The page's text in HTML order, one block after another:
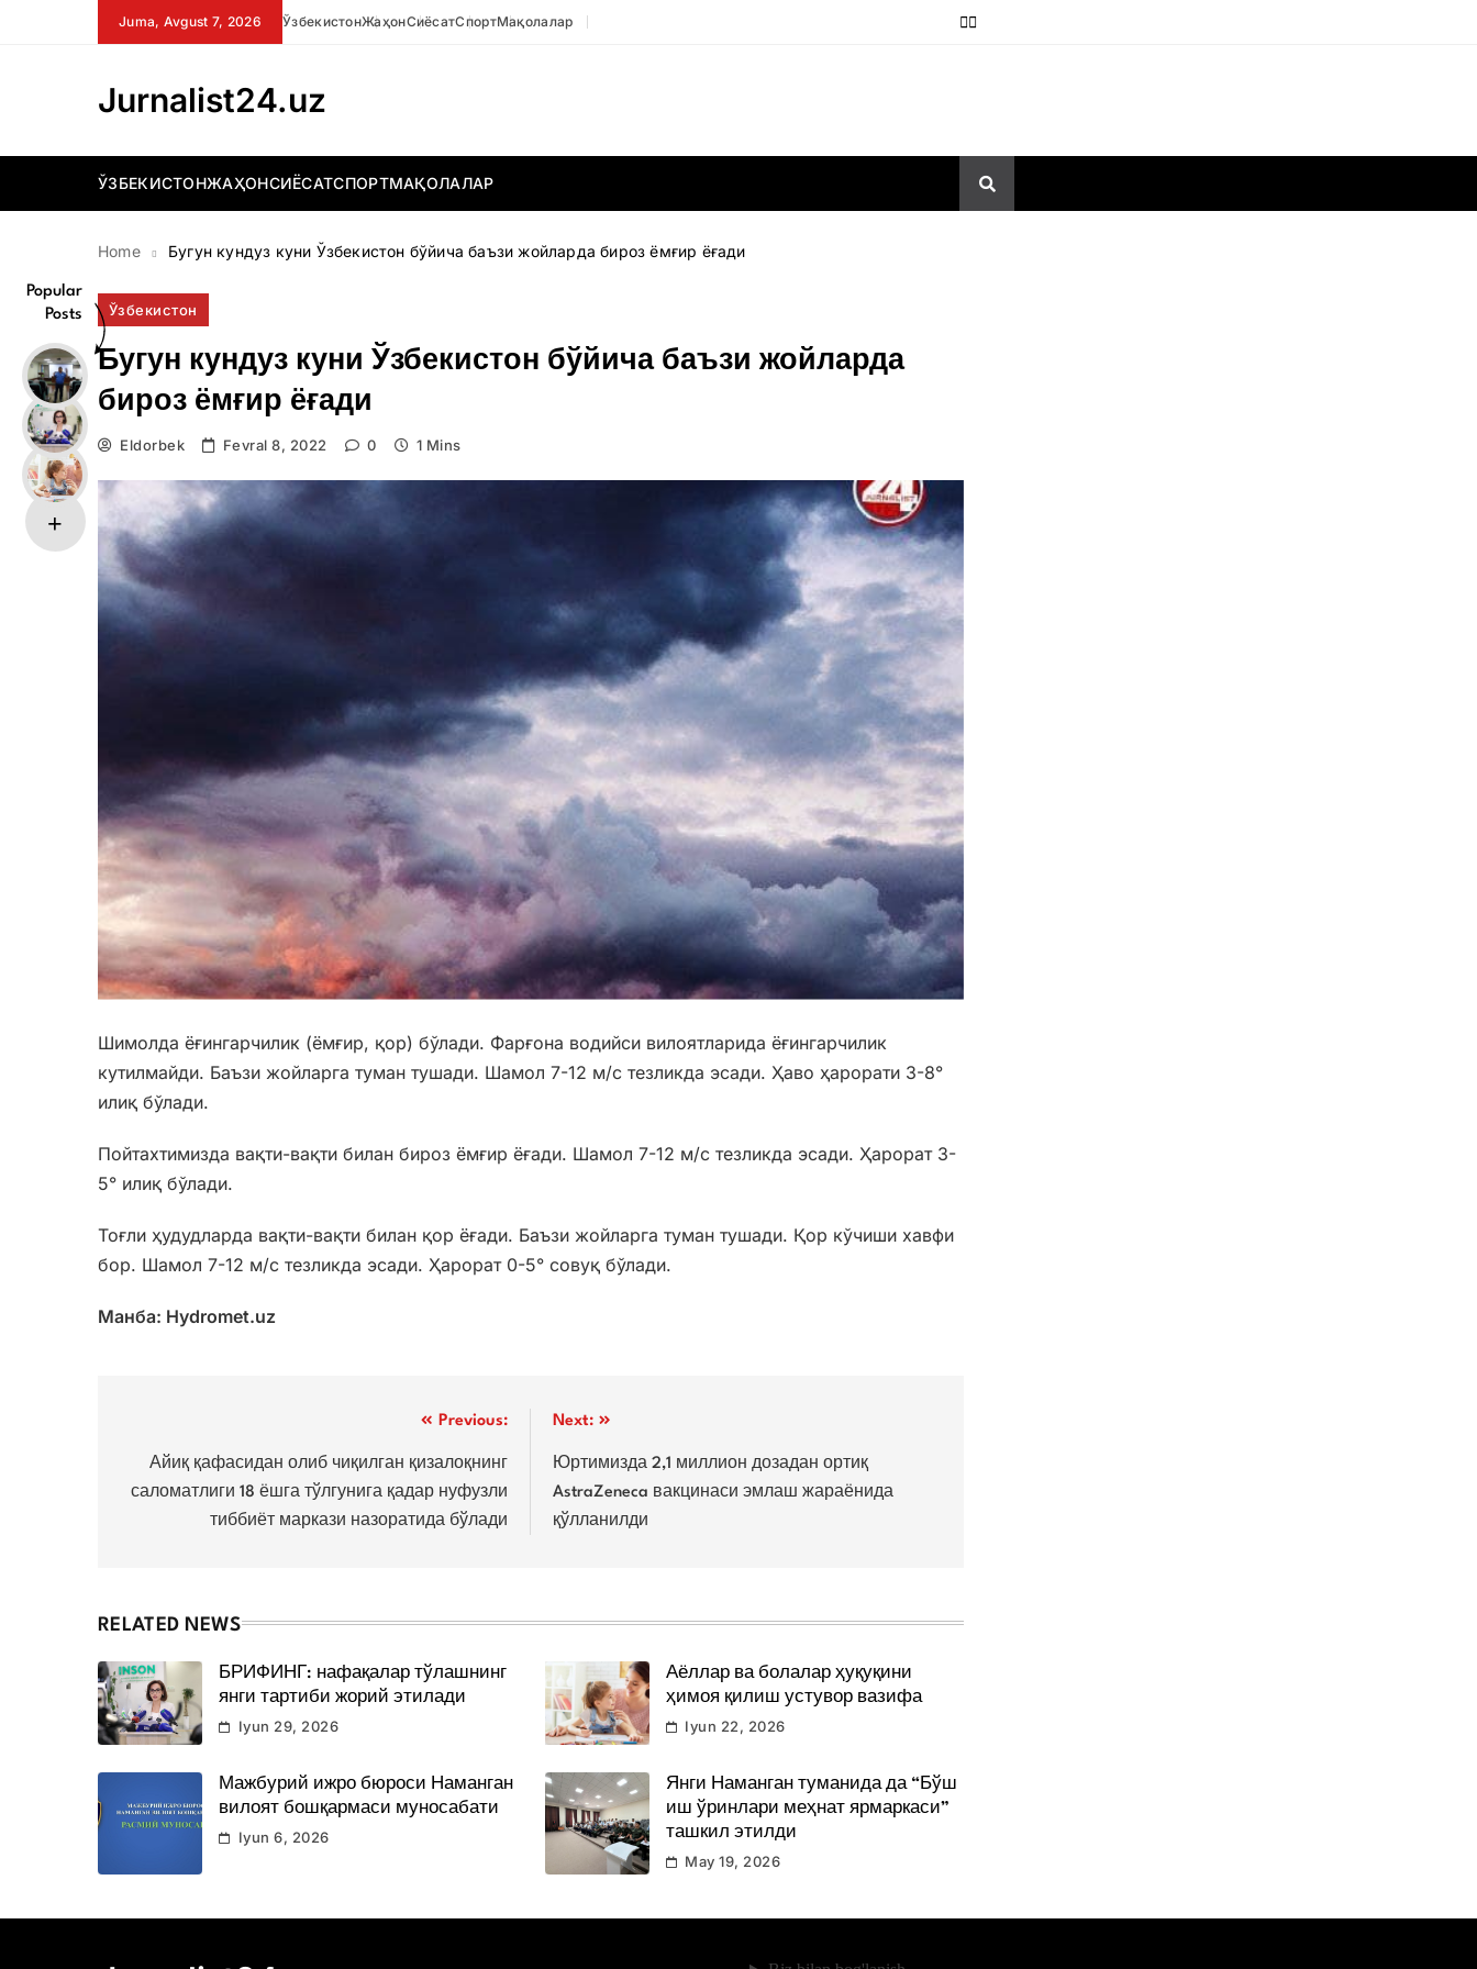
Juma, Avgust 7, 2026 ЎзбекистонЖаҳонСиёсатСпортМақолалар
Jurnalist24.uz
ЎЗБЕКИСТОНЖАҲОНСИЁСАТСПОРТМАҚОЛАЛАР
Home Бугун кундуз куни Ўзбекистон бўйича баъзи жойларда бироз ёмғир ёғади
Popular
Posts
Ўзбекистон
Бугун кундуз куни Ўзбекистон бўйича баъзи жойларда
бироз ёмғир ёғади
Eldorbek Fevral 8, 2022 0 1 Mins
Шимолда ёғингарчилик (ёмғир, қор) бўлади. Фарғона водийси вилоятларида ёғингарчилик
кутилмайди. Баъзи жойларга туман тушади. Шамол 7-12 м/с тезликда эсади. Ҳаво ҳарорати 3-8°
илиқ бўлади.
Пойтахтимизда вақти-вақти билан бироз ёмғир ёғади. Шамол 7-12 м/с тезликда эсади. Ҳарорат 3-
5° илиқ бўлади.
Тоғли ҳудудларда вақти-вақти билан қор ёғади. Баъзи жойларга туман тушади. Қор кўчиши хавфи
бор. Шамол 7-12 м/с тезликда эсади. Ҳарорат 0-5° совуқ бўлади.
Манба: Hydromet.uz
menyusi
Previous:
Айиқ қафасидан олиб чиқилган қизалоқнинг
саломатлиги 18 ёшга тўлгунига қадар нуфузли
тиббиёт маркази назоратида бўлади
Next:
Юртимизда 2,1 миллион дозадан ортиқ
AstraZeneca вакцинаси эмлаш жараёнида
қўлланилди
RELATED NEWS
БРИФИНГ: нафақалар тўлашнинг
янги тартиби жорий этилади
Iyun 29, 2026
Аёллар ва болалар ҳуқуқини
ҳимоя қилиш устувор вазифа
Iyun 22, 2026
Мажбурий ижро бюроси Наманган
вилоят бошқармаси муносабати
Iyun 6, 2026
Янги Наманган туманида да “Бўш
иш ўринлари меҳнат ярмаркаси”
ташкил этилди
May 19, 2026